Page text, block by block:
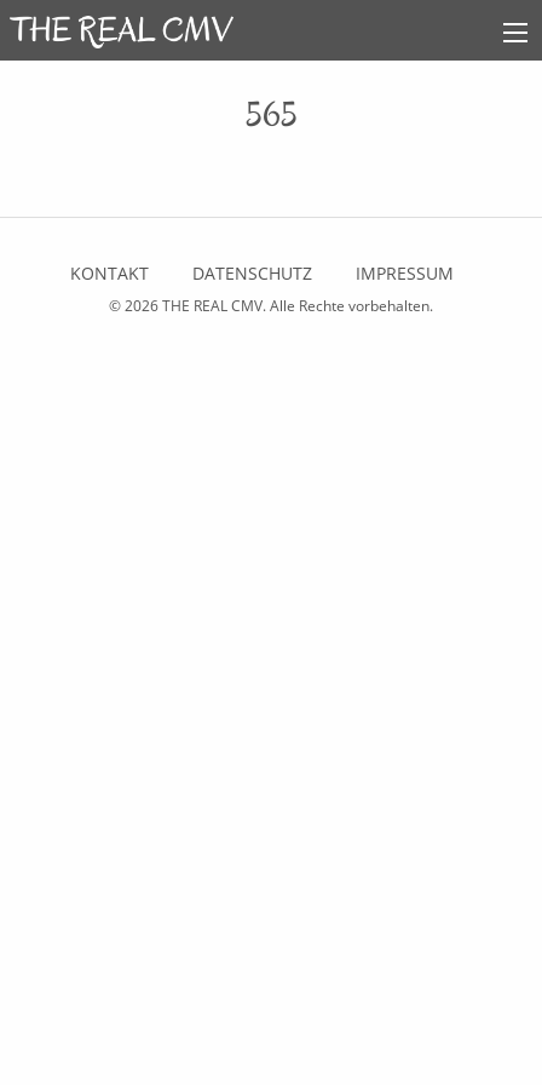
565
KONTAKT DATENSCHUTZ IMPRESSUM
© 2026THE REAL CMV. Alle Rechte vorbehalten.